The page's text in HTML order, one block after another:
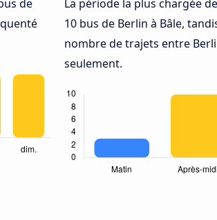
de
La période la plus chargée
10 bus de Berlin à Bâle,
nombre de trajets entre
seulement.